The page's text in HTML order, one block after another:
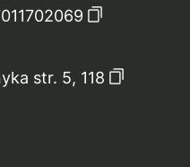
str. 5, 118